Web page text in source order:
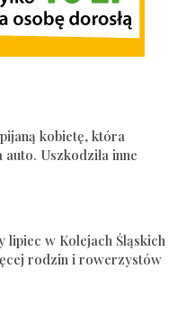
kobietę, która
auto. Uszkodziła inne
lipiec w Kolejach Śląskich
rodzin i rowerzystów